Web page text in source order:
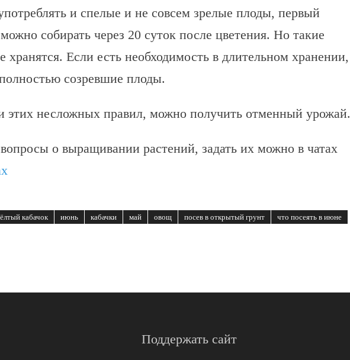
и спелые и не совсем зрелые плоды, первый
собирать через 20 суток после цветения. Но такие
хранятся. Если есть необходимость в длительном хранении,
созревшие плоды.
этих несложных правил, можно получить отменный урожай.
о выращивании растений, задать их можно в чатах
кабачок июнь кабачки май овощ посев в открытый грунт
что посеять в июне
Поддержать сайт